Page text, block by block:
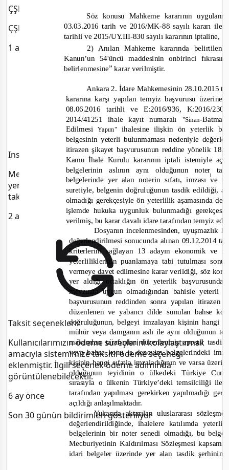
ÇŞB Temmuz Fiyatları
ÇŞB Temmuz 2026 Fiyatları veri tabanına yüklendi.
1 ay önce
Instagram Hesabımız Yayında
Mevzuat güncellemeleri, önemli KİK kararları, sistem
yenilikleri ve sektörel içerikler için bizi Instagram’da
takip edebilirsiniz:@herpozcom
2 ay önce
Taksit seçenekleri
Kullanıcılarımızın ödeme süreçlerini kolaylaştırmak
amacıyla sistemimize taksitli ödeme seçeneği
eklenmiştir. İlgili seçenek ödeme adımında
görüntülenebilecektir.
6 ay önce
Son 30 günün bildirimleri gösteriliyor
Söz konusu Mahkeme kararının
03.03.2016 tarih ve 2016/MK88sayılıkararı ile
tarihlive 2015/UY.III-830sayılı kararının iptaline,
-
2) AnılanMahkemekararında belirtilen
Kanun’un 54'üncümaddesinin onbirinci
belirlenmesinekararverilmiştir.
”
Ankara 2. İdareMahkemesinin 28.10.2015
kararınakarşıyapılantemyizbaşvurusuüzerine
08.06.2016 tarihlive E:2016/936, K:2016/
2014/41251 ihalekayıt numaralı "Sinan-
EdilmesiYapım"ihalesine ilişkin önyeterlik
belgesininyeterlibulunmamasınedeniyle
itirazenşikayet başvurusunun reddine yönelik
Kamu İhale Kurulu kararınıniptali istemiyle
belgelerininaslının aynıolduğunun noter
belgelerinde yer alannoterin sıfatı,imzasıve
suretiyle, belgenin doğruluğununtasdikedildiği,
olmadığı gerekçesiyleönyeterlilik aşamasında
işlemde hukukauygunluk bulunmadığı
verilmiş, bu karardavalıidaretarafındantemyiz
Dosyanın incelenmesinden, uyuşmazlık
değerlendirilmesisonucunda alınan 09.12.2014
kriterlerinisağlayan 13 adayınekonomik ve
yeterliliklerininpuanlamaya tabitutulması
vermeye davetedilmesinekararverildiği, söz
yeraldığı ortaklığınön yeterlik başvurusunda
mevzuatauygunolmadığından bahisleyeterli
başvurusununreddinden sonrayapılan itirazen
düzenlenen veyabancıdildsunulanbahse
e
doğruluğunun,belgeyi imzalayankişininhangi
mühür veya damganınaslı ile aynı olduğunun
makamlarıtarafındandüzenlenmişapostil tasdik
veya bahsekonuişdeneyim belgelerindeki
kişininhangi sıfatla imzaladığının ve varsa
olduğunun teyidinin oülkedeki Türkiye
sırasıyla o ülkenin Türkiye’dekitemsilciliğiile
tarafındanyapılması gerekirkenyapılmadığı
açıldığıanlaşılmaktadır.
Yukarıdaaktarılanuluslararası sözleşme
değerlendirildiğinde,ihalelere katılımda
belgelerinin bir notersenedi olmadığı, bu
Mecburiyetinin Kaldırılması Sözleşmesi
idaribelgelerüzerindeyer alan tasdik şerhinin,